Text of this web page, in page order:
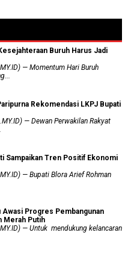
Buruh Harus Jadi
— Momentum Hari Buruh
Rekomendasi LKPJ Bupati
— Dewan Perwakilan Rakyat
Sampaikan Tren Positif Ekonomi
— Bupati Blora Arief Rohman
Awasi Progres Pembangunan
Merah Putih
— Untuk mendukung kelancaran